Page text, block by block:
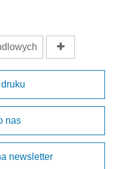
nas
newsletter